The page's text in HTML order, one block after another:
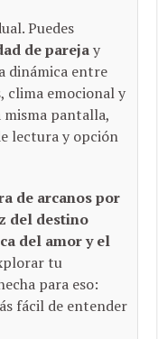
Puedes
de parejay
dinámica entre
clima emocional y
pantalla,
lectura y opción
de arcanos por
del destino
del amor y el
tu
para eso:
fácil de entender